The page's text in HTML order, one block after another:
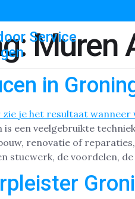
Service
Muren
in
is een veelgebruikte
renovatie of
stucwerk, de voordelen,